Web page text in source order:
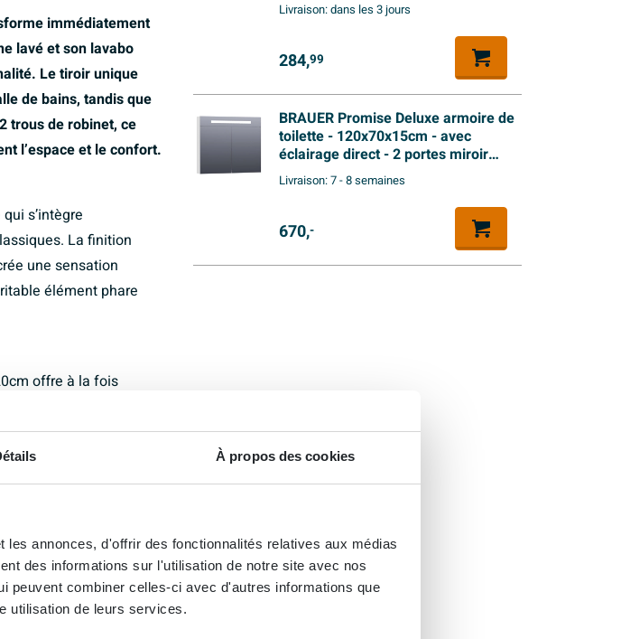
À propos des cookies
annonces, d'offrir des fonctionnalités relatives aux médias
des informations sur l'utilisation de notre site avec nos
peuvent combiner celles-ci avec d'autres informations que
utilisation de leurs services.
immédiatement
lavé et son lavabo
Le tiroir unique
de bains, tandis que
trous de robinet, ce
l’espace et le confort.
s’intègre
La finition
une sensation
élément phare
offre à la fois
articles de toilette
lors des matinées
de compromis sur
de raffinement à
un sentiment
meuble un
élégant et pratique.
Livraison:dans les 3 jours
284,99
BRAUER Promise Deluxe armoire de
toilette - 120x70x15cm - avec
éclairage direct - 2 portes miroir
double face - blanc mat
Livraison:7 - 8 semaines
670,-